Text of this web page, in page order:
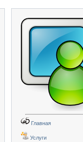
Главная
Услуги